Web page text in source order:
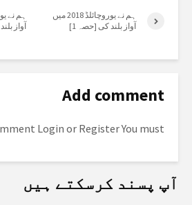
آواز
ہم نے یوروچائلڈ 2018 میں
آواز بلند کی [حصہ 1]
Add comment
You must
Register
Login
آپ پسند کرسکتے ہیں